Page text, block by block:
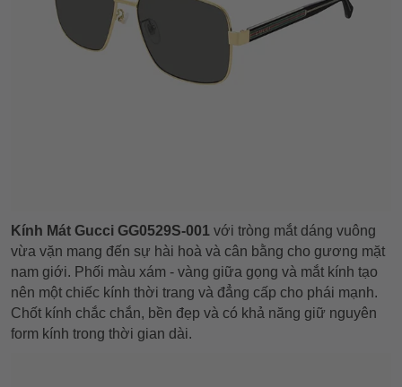
Kính Mát Gucci GG0529S-001 với tròng mắt dáng vuông
vừa vặn mang đến sự hài hoà và cân bằng cho gương mặt
nam giới. Phối màu xám - vàng giữa gọng và mắt kính tạo
nên một chiếc kính thời trang và đẳng cấp cho phái mạnh.
Chốt kính chắc chắn, bền đẹp và có khả năng giữ nguyên
form kính trong thời gian dài.